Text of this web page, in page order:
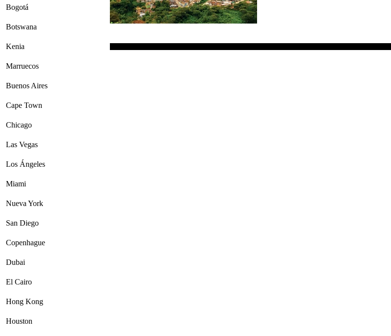
Bogotá
Botswana
Kenia
Marruecos
Buenos Aires
Cape Town
Chicago
Las Vegas
Los Ángeles
Miami
Nueva York
San Diego
Copenhague
Dubai
El Cairo
Hong Kong
Houston